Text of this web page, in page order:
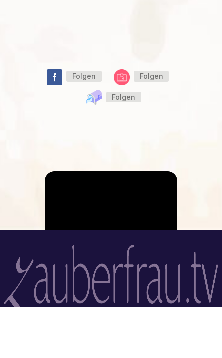
Folgen Folgen
Folgen